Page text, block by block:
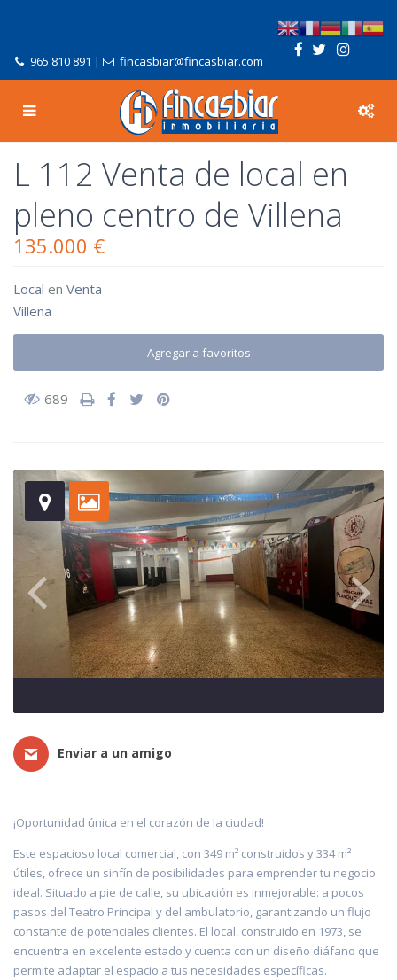
965 810 891 | fincasbiar@fincasbiar.com
L 112 Venta de local en
pleno centro de Villena
135.000 €
Local en Venta
Villena
Agregar a favoritos
689
Enviar a un amigo
¡Oportunidad única en el corazón de la ciudad!
Este espacioso local comercial, con 349 m² construidos y 334 m²
útiles, ofrece un sinfín de posibilidades para emprender tu negocio
ideal. Situado a pie de calle, su ubicación es inmejorable: a pocos
pasos del Teatro Principal y del ambulatorio, garantizando un flujo
constante de potenciales clientes. El local, construido en 1973, se
encuentra en excelente estado y cuenta con un diseño diáfano que
permite adaptar el espacio a tus necesidades específicas.